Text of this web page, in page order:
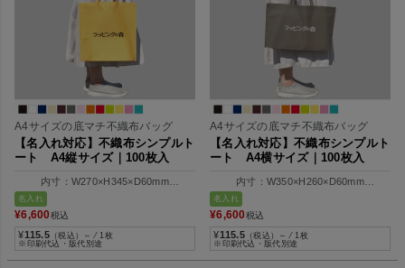
A4サイズの底マチ不織布バッグ
【名入れ対応】不織布シンプルト
ート A4縦サイズ｜100枚入
内寸：W270×H345×D60mm
外寸：W330×H345×D60mm
名入れ
¥6,600税込
¥115.5 （税込）～ ⁄ 1枚
※印刷代込・版代別途
A4サイズの底マチ不織布バッグ
【名入れ対応】不織布シンプルト
ート A4横サイズ｜100枚入
内寸：W350×H260×D60mm
外寸：W410×H260×D60mm
名入れ
¥6,600税込
¥115.5 （税込）～ ⁄ 1枚
※印刷代込・版代別途